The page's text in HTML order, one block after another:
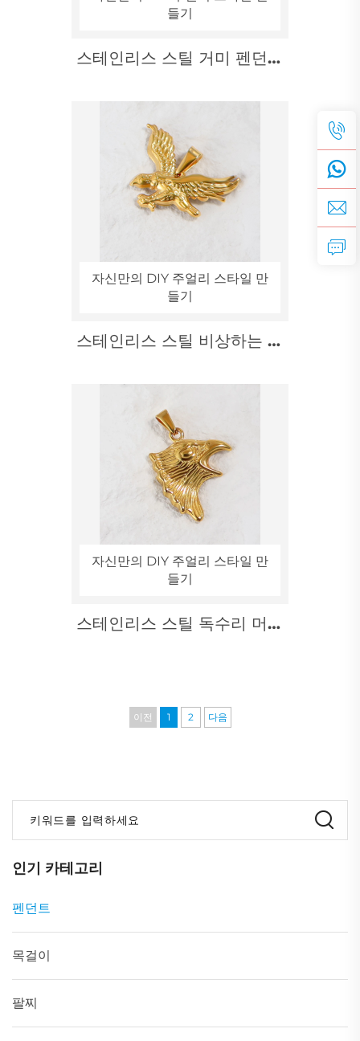
들기
스테인리스 스틸 거미 펜던트
자신만의 DIY 주얼리 스타일 만
들기
스테인리스 스틸 비상하는 독
세서리
자신만의 DIY 주얼리 스타일 만
들기
스테인리스 스틸 독수리 머리
이전 1 2 다음
키워드를 입력하세요
인기 카테고리
펜던트
목걸이
팔찌